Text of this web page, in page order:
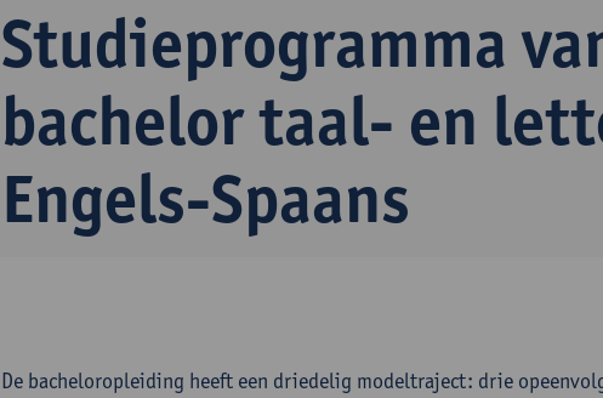
Studieprogramma
bachelor taal- en
Engels-Spaans
De bacheloropleiding heeft een driedelig modeltraject: drie